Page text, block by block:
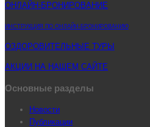
ОНЛАЙН-БРОНИРОВАНИЕ
ИНСТРУКЦИЯ ПО ОНЛАЙН-БРОНИРОВАНИЮ
ОЗДОРОВИТЕЛЬНЫЕ ТУРЫ
АКЦИИ НА НАШЕМ САЙТЕ
Основные разделы
Новости
Публикации